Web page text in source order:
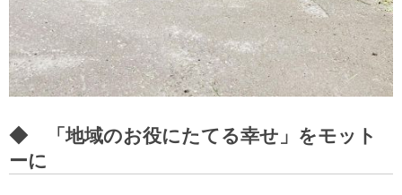
◆ 「地域のお役にたてる幸せ」をモット
ーに